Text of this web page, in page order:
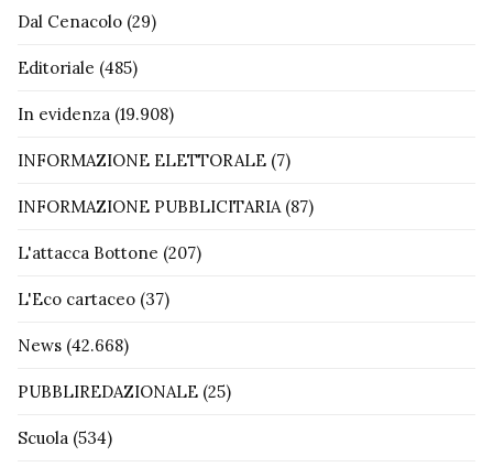
Dal Cenacolo (29)
Editoriale (485)
In evidenza (19.908)
INFORMAZIONE ELETTORALE (7)
INFORMAZIONE PUBBLICITARIA(87)
L'attacca Bottone (207)
L'Eco cartaceo (37)
News (42.668)
PUBBLIREDAZIONALE (25)
Scuola (534)